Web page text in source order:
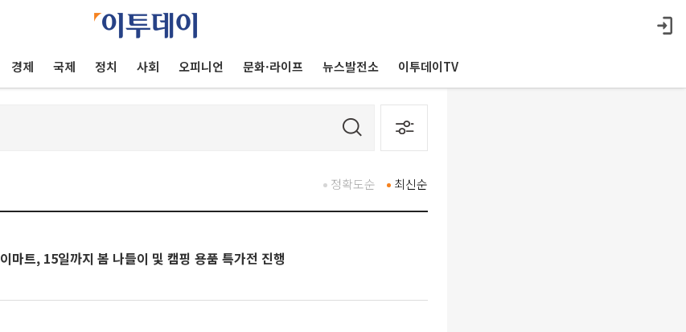
경제 국제 정치 사회 오피니언 문화·라이프 뉴스발전소 이투데이TV
최신순
정확도순
이마트, 15일까지 봄 나들이 및 캠핑 용품 특가전 진행